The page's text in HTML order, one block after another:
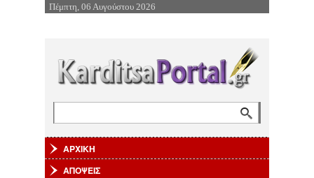
Επιστροφή στην Πλοήγηση
Πέμπτη, 06 Αυγούστου 2026
ΑΡΧΙΚΗ
ΑΠΟΨΕΙΣ